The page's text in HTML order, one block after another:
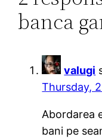
banca
valugi
Thursday,
Abordarea
bani pe